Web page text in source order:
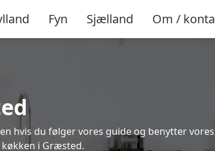
Fyn Sjælland Om /
hvis du følger vores guide og benytter
i Græsted.